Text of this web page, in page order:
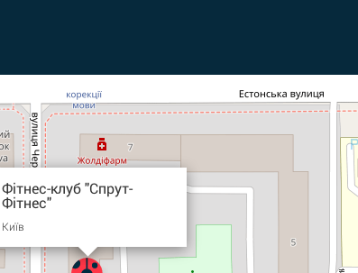
Фітнес-клуб "Спрут-
Фітнес"
Київ